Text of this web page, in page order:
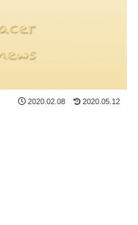
2020.02.08 2020.05.12